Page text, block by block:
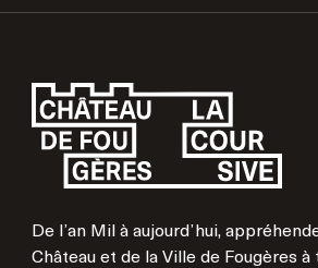
De l’an Mil à aujourd’hui,
Château et de la Ville de Fougères à